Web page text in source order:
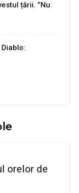
țării. ”Nu
orelor de